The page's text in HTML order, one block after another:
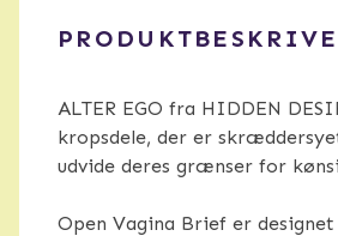
ALTER EGO fra HIDDEN
kropsdele, der er
udvide deres grænser for
Open Vagina Brief er